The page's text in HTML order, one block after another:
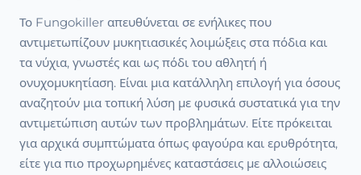
Το Fungokiller απευθύνεται σε ενήλικες που
αντιμετωπίζουν μυκητιασικές λοιμώξεις στα πόδια και
τα νύχια, γνωστές και ως πόδι του αθλητή ή
ονυχομυκητίαση. Είναι μια κατάλληλη επιλογή για όσους
αναζητούν μια τοπική λύση με φυσικά συστατικά για την
αντιμετώπιση αυτών των προβλημάτων. Είτε πρόκειται
για αρχικά συμπτώματα όπως φαγούρα και ερυθρότητα,
είτε για πιο προχωρημένες καταστάσεις με αλλοιώσεις